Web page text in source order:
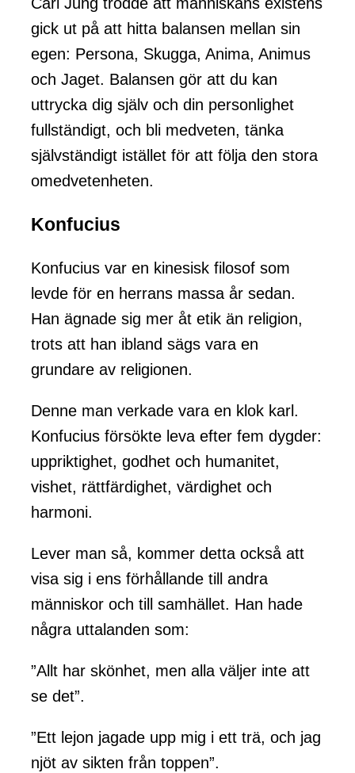
gick ut på att hitta balansen mellan sin
egen: Persona, Skugga, Anima, Animus
och Jaget. Balansen gör att du kan
uttrycka dig själv och din personlighet
fullständigt, och bli medveten, tänka
självständigt istället för att följa den stora
omedvetenheten.
Konfucius
Konfucius var en kinesisk filosof som
levde för en herrans massa år sedan.
Han ägnade sig mer åt etik än religion,
trots att han ibland sägs vara en
grundare av religionen.
Denne man verkade vara en klok karl.
Konfucius försökte leva efter fem dygder:
uppriktighet, godhet och humanitet,
vishet, rättfärdighet, värdighet och
harmoni.
Lever man så, kommer detta också att
visa sig i ens förhållande till andra
människor och till samhället. Han hade
några uttalanden som:
”Allt har skönhet, men alla väljer inte att
se det”.
”Ett lejon jagade upp mig i ett trä, och jag
njöt av sikten från toppen”.